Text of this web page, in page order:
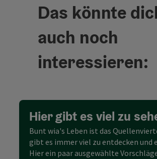
Das könnte
auch noch
interessieren:
Hier gibt es viel zu
Bunt wia's Leben ist das
gibt es immer viel zu entdecken und
Hier ein paar ausgewählte